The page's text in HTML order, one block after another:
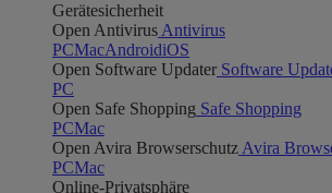
Gerätesicherheit
Open Antivirus Antivirus
PCMacAndroidiOS
Open Software Updater Software
PC
Open Safe Shopping Safe Shopping
PCMac
Open Avira Browserschutz Avira
PCMac
Online-Privatsphäre